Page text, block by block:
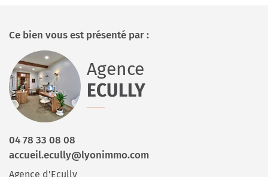
Ce bien vous est présenté par :
Agence
ECULLY
04 78 33 08 08
accueil.ecully@lyonimmo.com
Agence d'Ecully